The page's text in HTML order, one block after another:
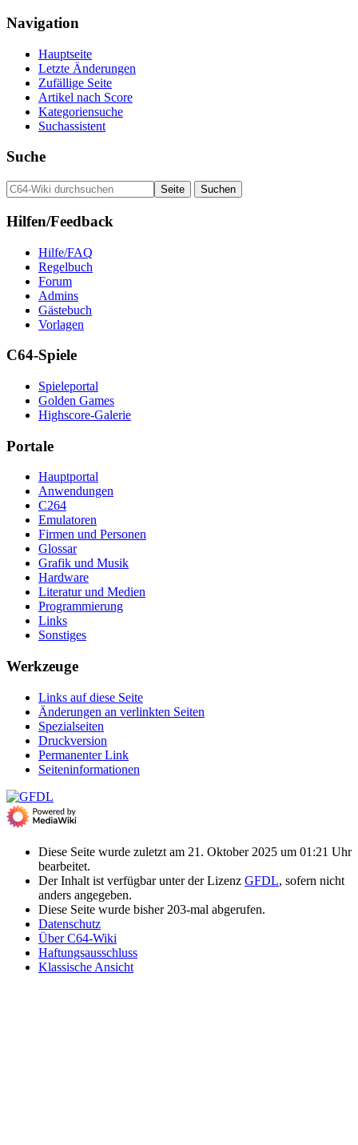
Navigation
Hauptseite
Letzte Änderungen
Zufällige Seite
Artikel nach Score
Kategoriensuche
Suchassistent
Suche
Hilfen/Feedback
Hilfe/FAQ
Regelbuch
Forum
Admins
Gästebuch
Vorlagen
C64-Spiele
Spieleportal
Golden Games
Highscore-Galerie
Portale
Hauptportal
Anwendungen
C264
Emulatoren
Firmen und Personen
Glossar
Grafik und Musik
Hardware
Literatur und Medien
Programmierung
Links
Sonstiges
Werkzeuge
Links auf diese Seite
Änderungen an verlinkten Seiten
Spezialseiten
Druckversion
Permanenter Link
Seiten­­informationen
Diese Seite wurde zuletzt am 21. Oktober 2025 um 01:21 Uhr
bearbeitet.
Der Inhalt ist verfügbar unter der Lizenz GFDL, sofern nicht
anders angegeben.
Diese Seite wurde bisher 203-mal abgerufen.
Datenschutz
Über C64-Wiki
Haftungsausschluss
Klassische Ansicht